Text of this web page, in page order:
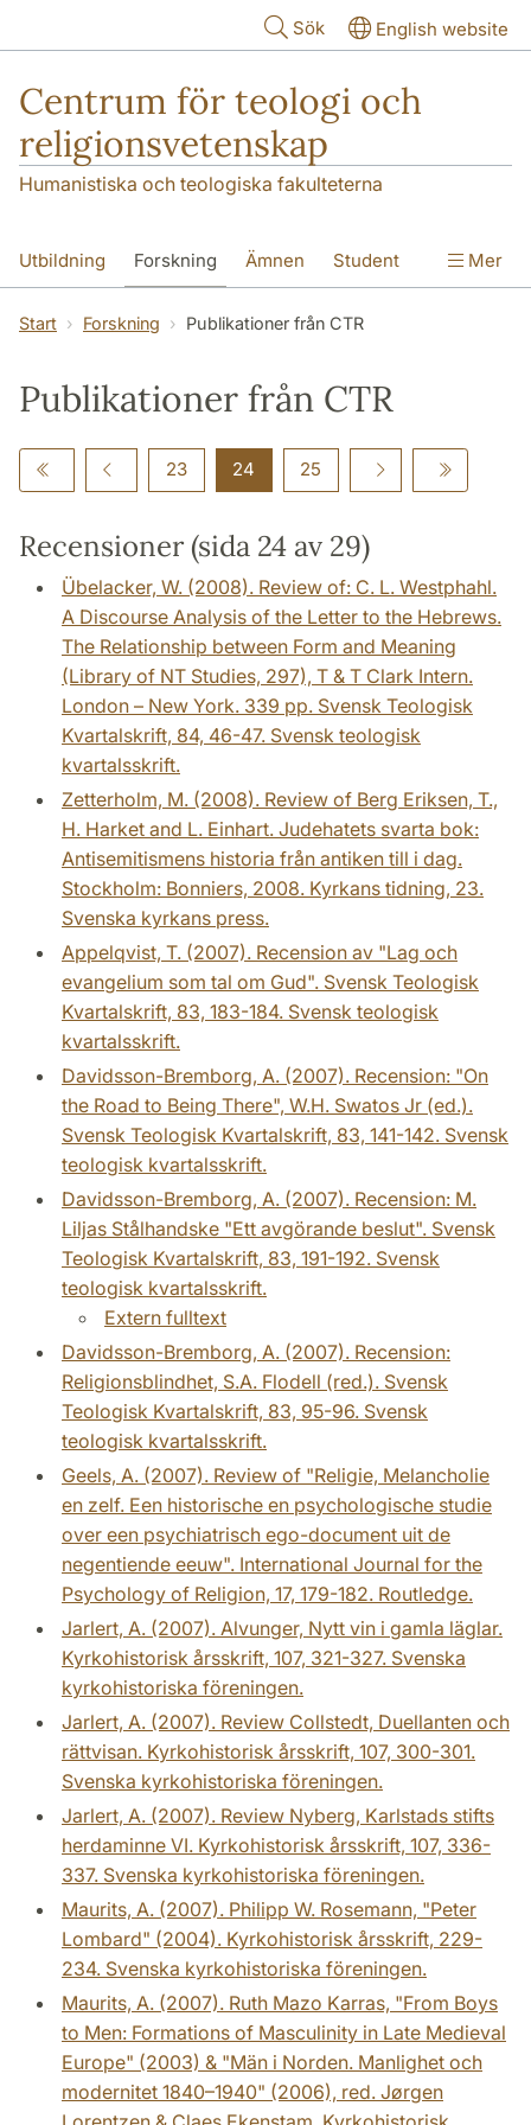
Sök English website
Centrum för teologi och
religionsvetenskap
Humanistiska och teologiska fakulteterna
Utbildning Forskning Ämnen Student
Institutionen
Mer
Start Forskning Publikationer från CTR
Publikationer från CTR
23 24 25
Recensioner (sida 24 av 29)
Übelacker, W. (2008). Review of: C. L. Westphahl.
A Discourse Analysis of the Letter to the Hebrews.
The Relationship between Form and Meaning
(Library of NT Studies, 297), T & T Clark Intern.
London – New York. 339 pp. Svensk Teologisk
Kvartalskrift, 84, 46-47. Svensk teologisk
kvartalsskrift.
Zetterholm, M. (2008). Review of Berg Eriksen, T.,
H. Harket and L. Einhart. Judehatets svarta bok:
Antisemitismens historia från antiken till i dag.
Stockholm: Bonniers, 2008. Kyrkans tidning, 23.
Svenska kyrkans press.
Appelqvist, T. (2007). Recension av "Lag och
evangelium som tal om Gud". Svensk Teologisk
Kvartalskrift, 83, 183-184. Svensk teologisk
kvartalsskrift.
Davidsson-Bremborg, A. (2007). Recension: "On
the Road to Being There", W.H. Swatos Jr (ed.).
Svensk Teologisk Kvartalskrift, 83, 141-142. Svensk
teologisk kvartalsskrift.
Davidsson-Bremborg, A. (2007). Recension: M.
Liljas Stålhandske "Ett avgörande beslut". Svensk
Teologisk Kvartalskrift, 83, 191-192. Svensk
teologisk kvartalsskrift.
Extern fulltext
Davidsson-Bremborg, A. (2007). Recension:
Religionsblindhet, S.A. Flodell (red.). Svensk
Teologisk Kvartalskrift, 83, 95-96. Svensk
teologisk kvartalsskrift.
Geels, A. (2007). Review of "Religie, Melancholie
en zelf. Een historische en psychologische studie
over een psychiatrisch ego-document uit de
negentiende eeuw". International Journal for the
Psychology of Religion, 17, 179-182. Routledge.
Jarlert, A. (2007). Alvunger, Nytt vin i gamla läglar.
Kyrkohistorisk årsskrift, 107, 321-327. Svenska
kyrkohistoriska föreningen.
Jarlert, A. (2007). Review Collstedt, Duellanten och
rättvisan. Kyrkohistorisk årsskrift, 107, 300-301.
Svenska kyrkohistoriska föreningen.
Jarlert, A. (2007). Review Nyberg, Karlstads stifts
herdaminne VI. Kyrkohistorisk årsskrift, 107, 336-
337. Svenska kyrkohistoriska föreningen.
Maurits, A. (2007). Philipp W. Rosemann, "Peter
Lombard" (2004). Kyrkohistorisk årsskrift, 229-
234. Svenska kyrkohistoriska föreningen.
Maurits, A. (2007). Ruth Mazo Karras, "From Boys
to Men: Formations of Masculinity in Late Medieval
Europe" (2003) & "Män i Norden. Manlighet och
modernitet 1840­–1940" (2006), red. Jørgen